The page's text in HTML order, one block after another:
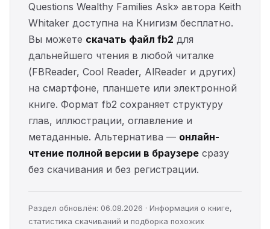
Questions Wealthy Families Ask» автора Keith
Whitaker доступна на Книгизм бесплатно.
Вы можете скачать файл fb2 для
дальнейшего чтения в любой читалке
(FBReader, Cool Reader, AlReader и других)
на смартфоне, планшете или электронной
книге. Формат fb2 сохраняет структуру
глав, иллюстрации, оглавление и
метаданные. Альтернатива — онлайн-
чтение полной версии в браузере сразу
без скачивания и без регистрации.
Раздел обновлён: 06.08.2026 · Информация о книге,
статистика скачиваний и подборка похожих